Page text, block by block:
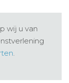
wij u van
.